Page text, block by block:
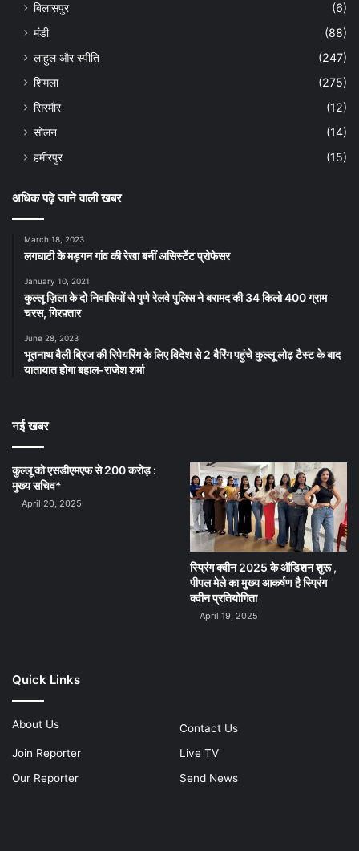
बिलासपुर
(6)
मंडी
(88)
लाहुल और स्पीति
(247)
शिमला
(275)
सिरमौर
(12)
सोलन
(14)
हमीरपुर
(15)
अधिक पढ़े जाने वाली खबर
March 18, 2023
लगघाटी के मड़गन गांव की रेखा बनीं असिस्टेंट प्रोफेसर
January 10, 2021
कुल्लू ज़िला के दो निवासियों से पुणे रेलवे पुलिस ने बरामद की 34 किलो 400 ग्राम
चरस, गिरफ़्तार
June 28, 2023
भूतनाथ बैली ब्रिज की रिपेयरिंग के लिए विदेश से 2 बैरिंग पहुंचे कुल्लू लोढ़ टैस्ट के बाद
यातायात होगा बहाल-राजेश शर्मा
नई खबर
कुल्लू को एसडीएमएफ से 200 करोड़ :
मुख्य सचिव*
April 20, 2025
स्प्रिंग क्वीन 2025 के ऑडिशन शुरू ,
पीपल मेले का मुख्य आकर्षण है स्प्रिंग
क्वीन प्रतियोगिता
April 19, 2025
Quick Links
About Us
Contact Us
Join Reporter
Live TV
Our Reporter
Send News